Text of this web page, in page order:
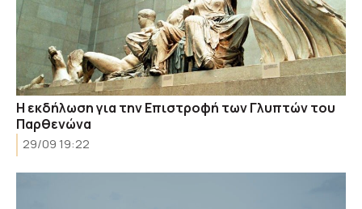
Η εκδήλωση για την Επιστροφή των Γλυπτών του
Παρθενώνα
29/09 19:22